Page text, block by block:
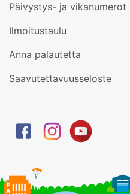
Päivystys- ja vikanumerot
Ilmoitustaulu
Anna palautetta
Saavutettavuusseloste